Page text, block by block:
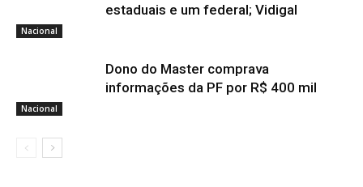
Nacional
estaduais e um federal; Vidigal
Nacional
Dono do Master comprava
informações da PF por R$ 400 mil